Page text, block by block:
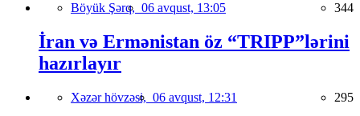
Böyük Şərq, 06 avqust, 13:05 344
İran və Ermənistan öz “TRIPP”lərini
hazırlayır
Xəzər hövzəsi, 06 avqust, 12:31 295